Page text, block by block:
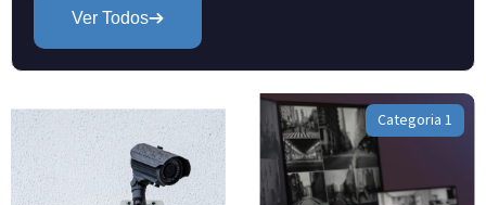
Ver Todos
Categoria 1